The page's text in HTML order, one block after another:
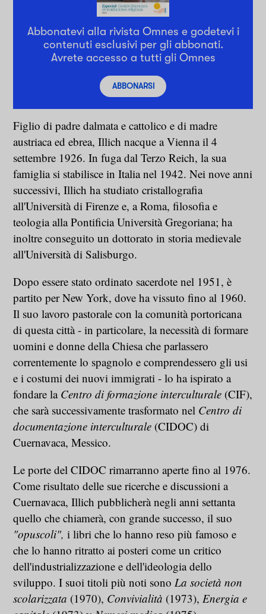
Abbonatevi alla rivista Omnes e godetevi i
contenuti esclusivi per gli abbonati.
Avrete accesso a tutti gli Omnes
ABBONARSI
Figlio di padre dalmata e cattolico e di madre
austriaca ed ebrea, Illich nacque a Vienna il 4
settembre 1926. In fuga dal Terzo Reich, la sua
famiglia si stabilisce in Italia nel 1942. Nei nove anni
successivi, Illich ha studiato cristallografia
all'Università di Firenze e, a Roma, filosofia e
teologia alla Pontificia Università Gregoriana; ha
inoltre conseguito un dottorato in storia medievale
all'Università di Salisburgo.
Dopo essere stato ordinato sacerdote nel 1951, è
partito per New York, dove ha vissuto fino al 1960.
Il suo lavoro pastorale con la comunità portoricana
di questa città - in particolare, la necessità di formare
uomini e donne della Chiesa che parlassero
correntemente lo spagnolo e comprendessero gli usi
e i costumi dei nuovi immigrati - lo ha ispirato a
fondare la Centro di formazione interculturale (CIF),
che sarà successivamente trasformato nel Centro di
documentazione interculturale (CIDOC) di
Cuernavaca, Messico.
Le porte del CIDOC rimarranno aperte fino al 1976.
Come risultato delle sue ricerche e discussioni a
Cuernavaca, Illich pubblicherà negli anni settanta
quello che chiamerà, con grande successo, il suo
"opuscoli", i libri che lo hanno reso più famoso e
che lo hanno ritratto ai posteri come un critico
dell'industrializzazione e dell'ideologia dello
sviluppo. I suoi titoli più noti sono La società non
scolarizzata (1970), Convivialità (1973), Energia e